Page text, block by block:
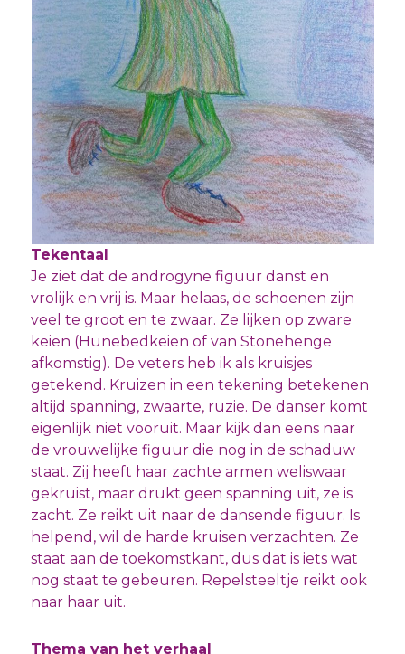
Tekentaal
Je ziet dat de androgyne figuur danst en
vrolijk en vrij is. Maar helaas, de schoenen zijn
veel te groot en te zwaar. Ze lijken op zware
keien (Hunebedkeien of van Stonehenge
afkomstig). De veters heb ik als kruisjes
getekend. Kruizen in een tekening betekenen
altijd spanning, zwaarte, ruzie. De danser komt
eigenlijk niet vooruit. Maar kijk dan eens naar
de vrouwelijke figuur die nog in de schaduw
staat. Zij heeft haar zachte armen weliswaar
gekruist, maar drukt geen spanning uit, ze is
zacht. Ze reikt uit naar de dansende figuur. Is
helpend, wil de harde kruisen verzachten. Ze
staat aan de toekomstkant, dus dat is iets wat
nog staat te gebeuren. Repelsteeltje reikt ook
naar haar uit.
Thema van het verhaal